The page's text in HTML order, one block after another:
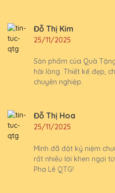
Đỗ Thị Kim
25/11/2025
Sản phẩm của Quà
hài lòng. Thiết kế đẹp,
chuyên nghiệp.
Đỗ Thị Hoa
25/11/2025
Mình đã đặt kỷ niệm
rất nhiều lời khen ngợi
Pha Lê QTG!